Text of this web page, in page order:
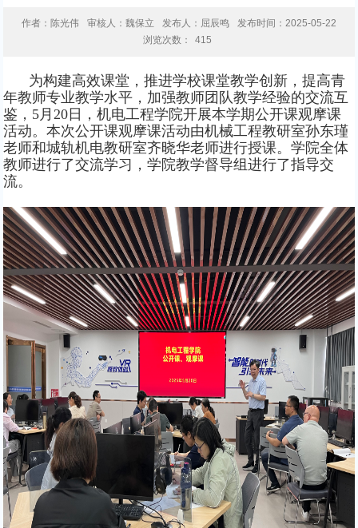
作者：陈光伟 审核人：魏保立 发布人：屈辰鸣
发布时间：2025-05-22
浏览次数：
415
为构建高效课堂，推进学校课堂教学创新，提高青
年教师专业教学水平，加强教师团队教学经验的交流互
鉴， 5月20 日，机电工程学院开展本学期公开课观摩课
活动。本次公开课观摩课活动由机械工程教研室孙东瑾
老师和城轨机电教研室齐晓华老师进行授课。学院全体
教师进行了交流学习，学院教学督导组进行了指导交
流。